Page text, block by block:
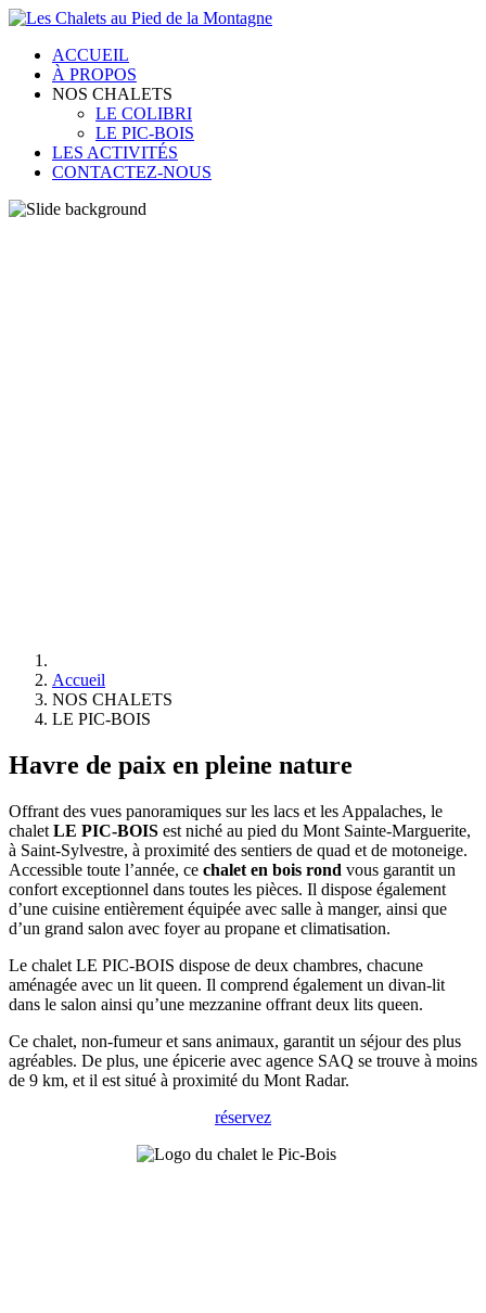
ACCUEIL
À PROPOS
NOS CHALETS
LE COLIBRI
LE PIC-BOIS
LES ACTIVITÉS
CONTACTEZ-NOUS
Accueil
NOS CHALETS
LE PIC-BOIS
Havre de paix en pleine nature
Offrant des vues panoramiques sur les lacs et les Appalaches, le
chalet LE PIC-BOIS est niché au pied du Mont Sainte-Marguerite,
à Saint-Sylvestre, à proximité des sentiers de quad et de motoneige.
Accessible toute l’année, ce chalet en bois rond vous garantit un
confort exceptionnel dans toutes les pièces. Il dispose également
d’une cuisine entièrement équipée avec salle à manger, ainsi que
d’un grand salon avec foyer au propane et climatisation.
Le chalet LE PIC-BOIS dispose de deux chambres, chacune
aménagée avec un lit queen. Il comprend également un divan-lit
dans le salon ainsi qu’une mezzanine offrant deux lits queen.
Ce chalet, non-fumeur et sans animaux, garantit un séjour des plus
agréables. De plus, une épicerie avec agence SAQ se trouve à moins
de 9 km, et il est situé à proximité du Mont Radar.
réservez